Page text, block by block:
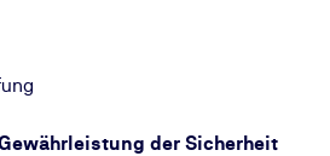
der Sicherheit